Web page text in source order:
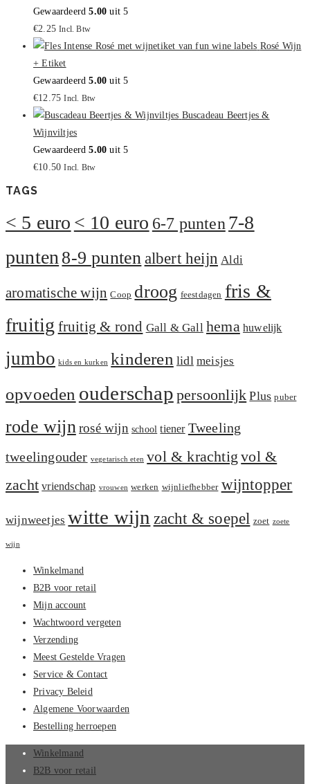
Gewaardeerd5.00 uit 5
€2.25 Incl. Btw
Rosé Wijn
+ Etiket
Gewaardeerd5.00 uit 5
€12.75 Incl. Btw
Buscadeau Beertjes &
Wijnviltjes
Gewaardeerd5.00 uit 5
€10.50 Incl. Btw
TAGS
< 5 euro < 10 euro 6-7 punten7-8
punten8-9 puntenalbert heijn Aldi
aromatische wijn Coop droog feestdagen fris &
fruitig fruitig & rond Gall & Gall hema huwelijk
jumbo kids en kurken kinderen lidl meisjes
opvoeden ouderschap persoonlijk Plus puber
rode wijn rosé wijn school tiener Tweeling
tweelingouder vegetarisch eten vol & krachtig vol &
zacht vriendschap vrouwen werken wijnliefhebber wijntopper
wijnweetjes witte wijn zacht & soepel zoet zoete
wijn
Winkelmand
B2B voor retail
Mijn account
Wachtwoord vergeten
Verzending
Meest Gestelde Vragen
Service & Contact
Privacy Beleid
Algemene Voorwaarden
Bestelling herroepen
Winkelmand
B2B voor retail